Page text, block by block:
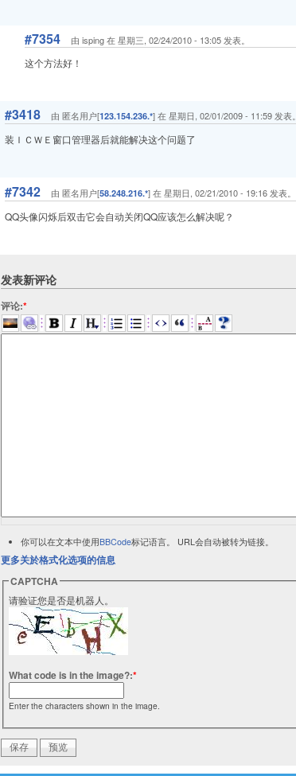
#7354 由 isping 在 星期三, 02/24/2010 - 13:05 发表。
这个方法好！
#3418 由 匿名用户[123.154.236.*] 在 星期日, 02/01/2009 - 11:59 发表。
装ＩＣＷＥ窗口管理器后就能解决这个问题了
#7342 由 匿名用户[58.248.216.*] 在 星期日, 02/21/2010 - 19:16 发表。
QQ头像闪烁后双击它会自动关闭QQ应该怎么解决呢？
发表新评论
评论:*
你可以在文本中使用BBCode标记语言。 URL会自动被转为链接。
更多关於格式化选项的信息
CAPTCHA
请验证您是否是机器人。
What code is in the image?:*
Enter the characters shown in the image.